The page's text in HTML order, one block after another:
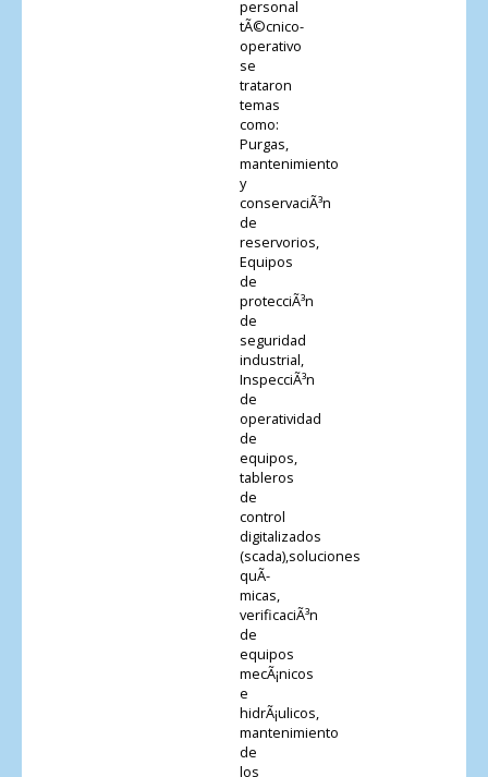
personal
tÃ©cnico-
operativo
se
trataron
temas
como:
Purgas,
mantenimiento
y
conservaciÃ³n
de
reservorios,
Equipos
de
protecciÃ³n
de
seguridad
industrial,
InspecciÃ³n
de
operatividad
de
equipos,
tableros
de
control
digitalizados
(scada),soluciones
quÃ­
micas,
verificaciÃ³n
de
equipos
mecÃ¡nicos
e
hidrÃ¡ulicos,
mantenimiento
de
los